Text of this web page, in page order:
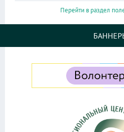
Перейти в раздел